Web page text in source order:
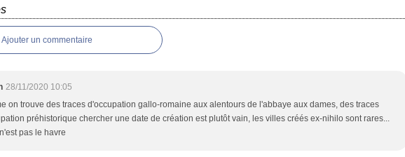
Ajouter un commentaire
28/11/2020 10:05
on trouve des traces d'occupation gallo-romaine aux alentours de l'abbaye aux dames, des traces
préhistorique chercher une date de création est plutôt vain, les villes créés ex-nihilo sont rares...
pas le havre